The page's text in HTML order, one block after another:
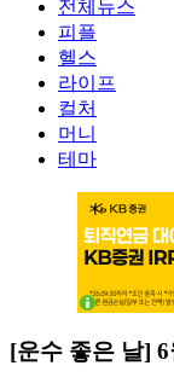
전체뉴스
피플
헬스
라이프
컬처
머니
테마
[운수 좋은 날]